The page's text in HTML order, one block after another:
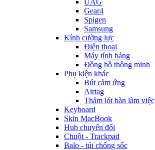
UAG
Gear4
Spigen
Samsung
Kính cường lực
Điện thoại
Máy tính bảng
Đồng hồ thông minh
Phụ kiện khác
Bút cảm ứng
Airtag
Thảm lót bàn làm việc
Keyboard
Skin MacBook
Hub chuyển đổi
Chuột - Trackpad
Balo - túi chống sốc